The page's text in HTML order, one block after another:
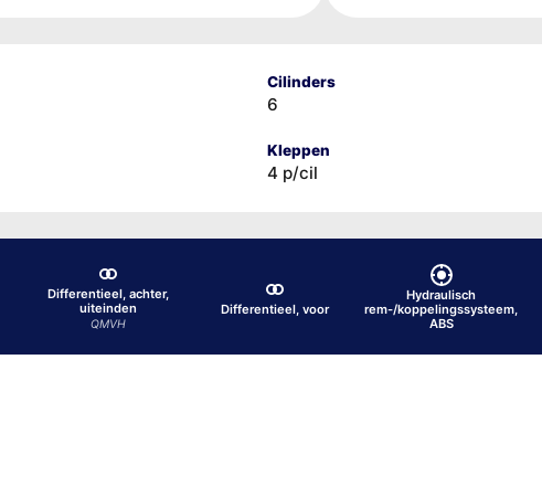
Cilinders
6
Kleppen
4 p/cil
Differentieel, achter,
uiteinden
QMVH
Differentieel, voor
Hydraulisch
rem-/koppelingssysteem,
ABS